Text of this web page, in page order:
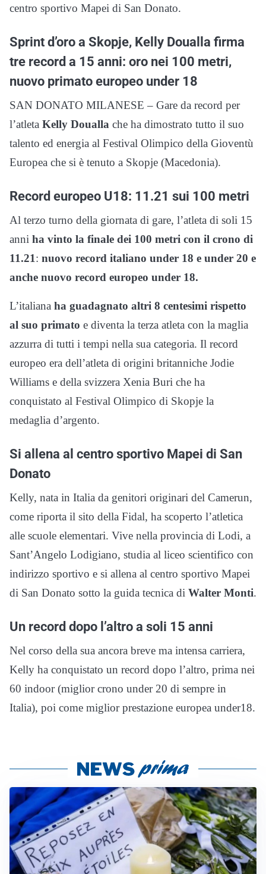
centro sportivo Mapei di San Donato.
Sprint d’oro a Skopje, Kelly Doualla firma
tre record a 15 anni: oro nei 100 metri,
nuovo primato europeo under 18
SAN DONATO MILANESE – Gare da record per
l’atleta Kelly Doualla che ha dimostrato tutto il suo
talento ed energia al Festival Olimpico della Gioventù
Europea che si è tenuto a Skopje (Macedonia).
Record europeo U18: 11.21 sui 100 metri
Al terzo turno della giornata di gare, l’atleta di soli 15
anni ha vinto la finale dei 100 metri con il crono di
11.21: nuovo record italiano under 18 e under 20 e
anche nuovo record europeo under 18.
L’italiana ha guadagnato altri 8 centesimi rispetto
al suo primato e diventa la terza atleta con la maglia
azzurra di tutti i tempi nella sua categoria. Il record
europeo era dell’atleta di origini britanniche Jodie
Williams e della svizzera Xenia Buri che ha
conquistato al Festival Olimpico di Skopje la
medaglia d’argento.
Si allena al centro sportivo Mapei di San
Donato
Kelly, nata in Italia da genitori originari del Camerun,
come riporta il sito della Fidal, ha scoperto l’atletica
alle scuole elementari. Vive nella provincia di Lodi, a
Sant’Angelo Lodigiano, studia al liceo scientifico con
indirizzo sportivo e si allena al centro sportivo Mapei
di San Donato sotto la guida tecnica di Walter Monti.
Un record dopo l’altro a soli 15 anni
Nel corso della sua ancora breve ma intensa carriera,
Kelly ha conquistato un record dopo l’altro, prima nei
60 indoor (miglior crono under 20 di sempre in
Italia), poi come miglior prestazione europea under18.